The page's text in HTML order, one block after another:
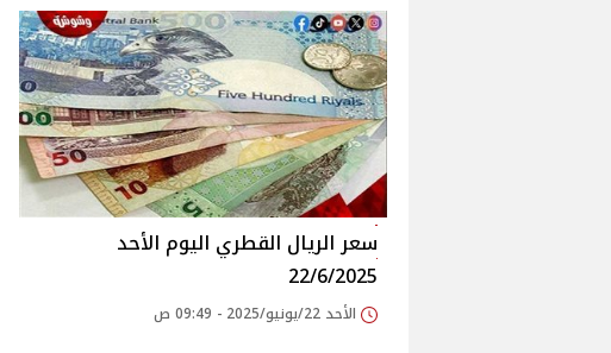
سعر الريال القطري اليوم الأحد
22/6/2025
الأحد 22/يونيو/2025 - 09:49 ص